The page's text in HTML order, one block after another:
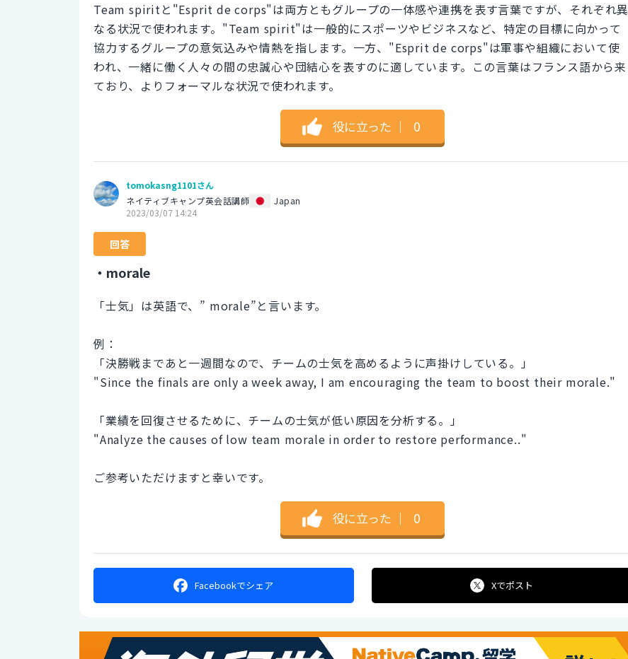
Team spiritと"Esprit de corps"は両方ともグループの一体感や連携を表す言葉ですが、それぞれ異
なる状況で使われます。"Team spirit"は一般的にスポーツやビジネスなど、特定の目標に向かって
協力するグループの意気込みや情熱を指します。一方、"Esprit de corps"は軍事や組織において使
われ、一緒に働く人々の間の忠誠心や団結心を表すのに適しています。この言葉はフランス語から来
ており、よりフォーマルな状況で使われます。
役に立った ｜ 0
tomokasng1101さん
ネイティブキャンプ英会話講師
Japan
2023/03/07 14:24
回答
・morale
「士気」は英語で、” morale”と言います。
例：
「決勝戦まであと一週間なので、チームの士気を高めるように声掛けしている。」
"Since the finals are only a week away, I am encouraging the team to boost their morale."
「業績を回復させるために、チームの士気が低い原因を分析する。」
"Analyze the causes of low team morale in order to restore performance.."
ご参考いただけますと幸いです。
役に立った ｜ 0
Facebookでシェア Xでポスト